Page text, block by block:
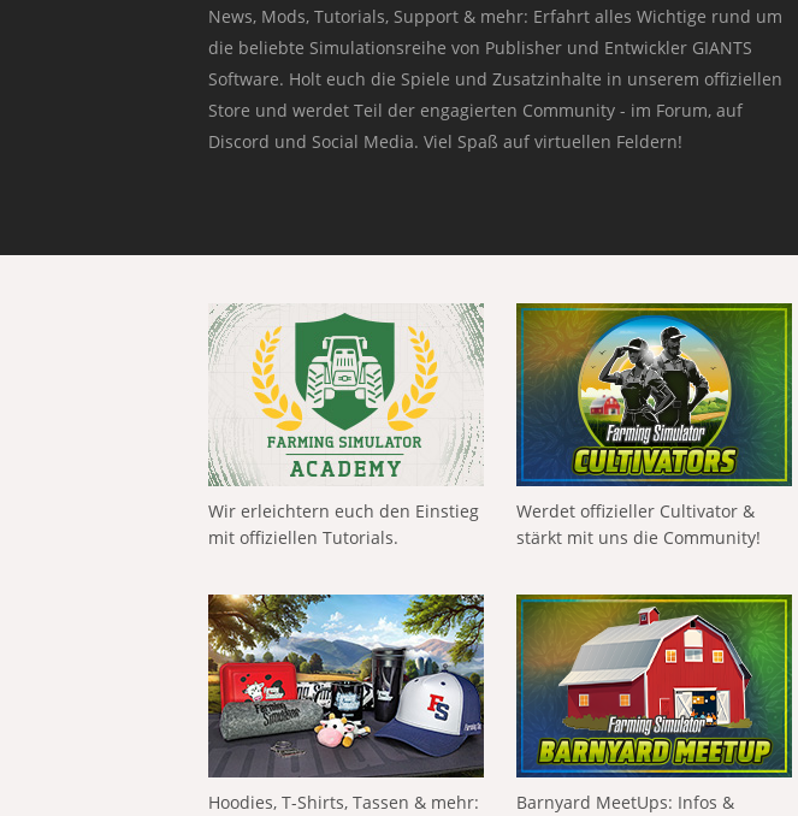
News, Mods, Tutorials, Support & mehr: Erfahrt alles Wichtige rund um
die beliebte Simulationsreihe von Publisher und Entwickler GIANTS
Software. Holt euch die Spiele und Zusatzinhalte in unserem offiziellen
Store und werdet Teil der engagierten Community - im Forum, auf
Discord und Social Media. Viel Spaß auf virtuellen Feldern!
Wir erleichtern euch den Einstieg
mit offiziellen Tutorials.
Werdet offizieller Cultivator &
stärkt mit uns die Community!
Hoodies, T-Shirts, Tassen & mehr:
Barnyard MeetUps: Infos &